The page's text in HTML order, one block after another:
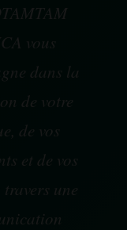
vous
dans la
de votre
de vos
et de vos
une